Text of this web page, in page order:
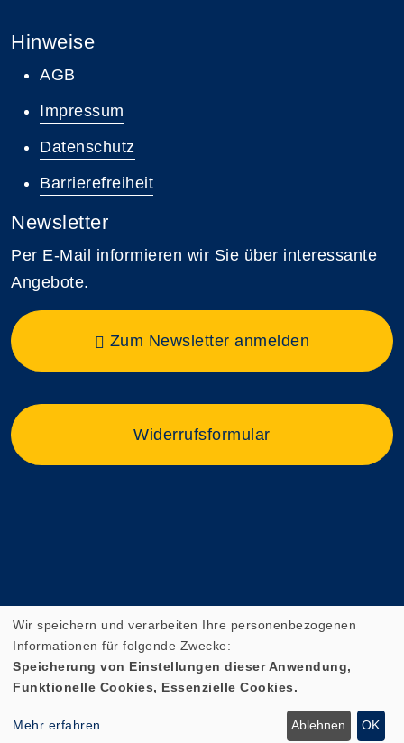
Hinweise
AGB
Impressum
Datenschutz
Barrierefreiheit
Newsletter
Per E-Mail informieren wir Sie über interessante
Angebote.
Zum Newsletter anmelden
Widerrufsformular
Cookie Einstellungen
Wir speichern und verarbeiten Ihre personenbezogenen
Informationen für folgende Zwecke:
Speicherung von Einstellungen dieser Anwendung,
Funktionelle Cookies, Essenzielle Cookies.
Mehr erfahren Ablehnen OK